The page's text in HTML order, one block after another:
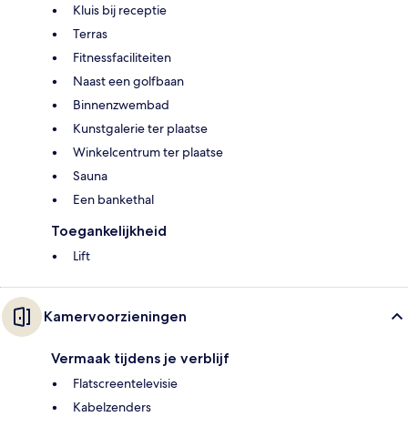
Kluis bij receptie
Terras
Fitnessfaciliteiten
Naast een golfbaan
Binnenzwembad
Kunstgalerie ter plaatse
Winkelcentrum ter plaatse
Sauna
Een bankethal
Toegankelijkheid
Lift
Kamervoorzieningen
Vermaak tijdens je verblijf
Flatscreentelevisie
Kabelzenders